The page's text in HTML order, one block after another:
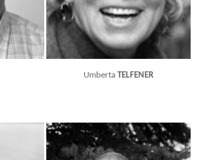
Umberta TELFENER